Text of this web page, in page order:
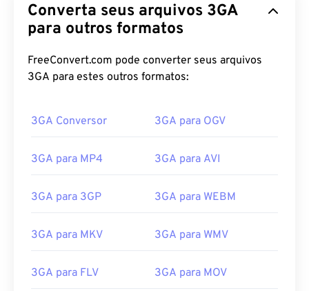
Converta seus arquivos 3GA
para outros formatos
FreeConvert.com pode converter seus arquivos
3GA para estes outros formatos:
3GA Conversor 3GA para OGV
3GA para MP4 3GA para AVI
3GA para 3GP 3GA para WEBM
3GA para MKV 3GA para WMV
3GA para FLV 3GA para MOV